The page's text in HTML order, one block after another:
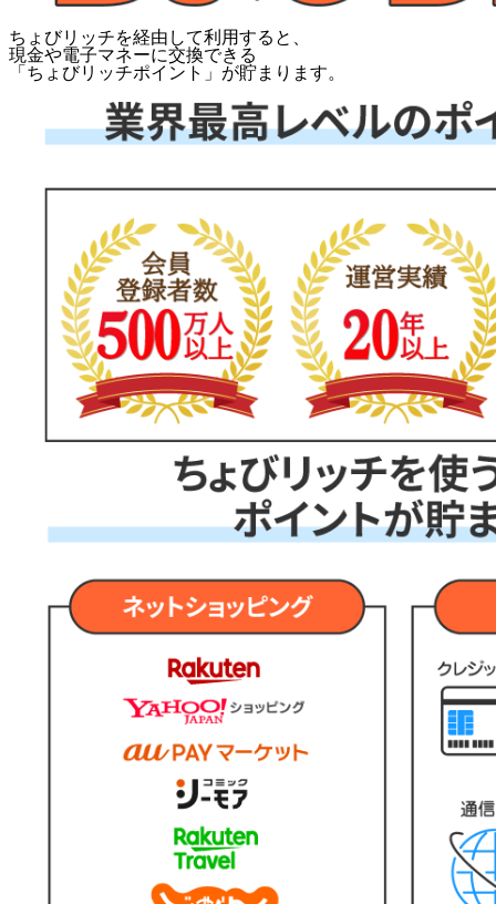
ちょびリッチを経由して利用すると、
現金や電子マネーに交換できる
「 ちょびリッチポイント 」が貯まります。